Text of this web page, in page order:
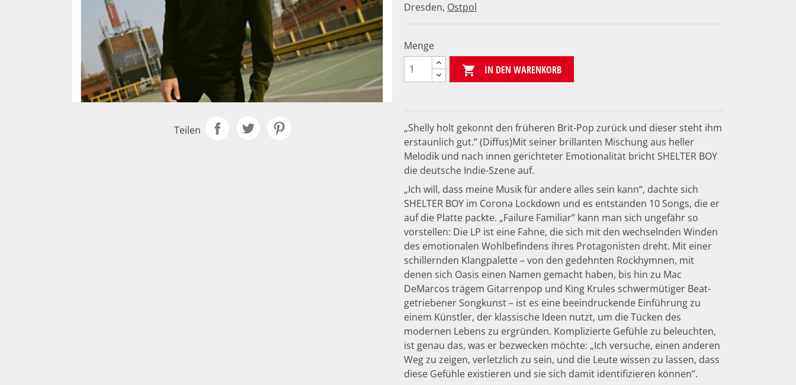
Teilen
Dresden, Ostpol
Menge
 IN DEN WARENKORB
„Shelly holt gekonnt den früheren Brit-Pop zurück und dieser steht ihm
erstaunlich gut.” (Diffus)Mit seiner brillanten Mischung aus heller
Melodik und nach innen gerichteter Emotionalität bricht SHELTER BOY
die deutsche Indie-Szene auf.
„Ich will, dass meine Musik für andere alles sein kann“, dachte sich
SHELTER BOY im Corona Lockdown und es entstanden 10 Songs, die er
auf die Platte packte. „Failure Familiar” kann man sich ungefähr so
vorstellen: Die LP ist eine Fahne, die sich mit den wechselnden Winden
des emotionalen Wohlbefindens ihres Protagonisten dreht. Mit einer
schillernden Klangpalette – von den gedehnten Rockhymnen, mit
denen sich Oasis einen Namen gemacht haben, bis hin zu Mac
DeMarcos trägem Gitarrenpop und King Krules schwermütiger Beat-
getriebener Songkunst – ist es eine beeindruckende Einführung zu
einem Künstler, der klassische Ideen nutzt, um die Tücken des
modernen Lebens zu ergründen. Komplizierte Gefühle zu beleuchten,
ist genau das, was er bezwecken möchte: „Ich versuche, einen anderen
Weg zu zeigen, verletzlich zu sein, und die Leute wissen zu lassen, dass
diese Gefühle existieren und sie sich damit identifizieren können”.